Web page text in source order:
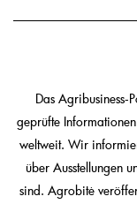
Das Agribusiness-
geprüfte
weltweit. Wir
über Ausstellungen
sind. Agrobitė